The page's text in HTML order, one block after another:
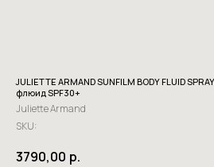
JULIETTE ARMAND SUNFILM BODY FLUID
флюид SPF30+
Juliette Armand
SKU:
3790,00 р.